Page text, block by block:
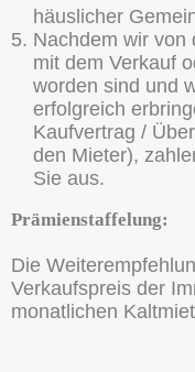
häuslicher
Nachdem wir von
mit dem Verkauf
worden sind und
erfolgreich
Kaufvertrag /
den Mieter),
Sie aus.
Prämienstaffelung:
Die
Verkaufspreis der
monatlichen